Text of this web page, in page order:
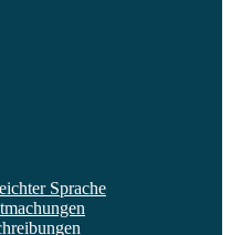
Sprache